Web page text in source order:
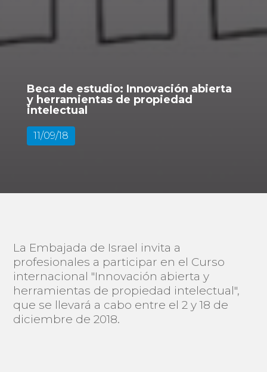
Beca de estudio: Innovación abierta
y herramientas de propiedad
intelectual
11/09/18
La Embajada de Israel invita a
profesionales a participar en el Curso
internacional "Innovación abierta y
herramientas de propiedad intelectual",
que se llevará a cabo entre el 2 y 18 de
diciembre de 2018.